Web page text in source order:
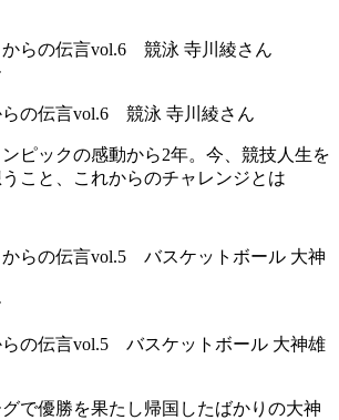
らの伝言vol.6 競泳 寺川綾さん
ピックの感動から2年。今、競技人生を
こと、これからのチャレンジとは
らの伝言vol.5 バスケットボール 大神雄
で優勝を果たし帰国したばかりの大神